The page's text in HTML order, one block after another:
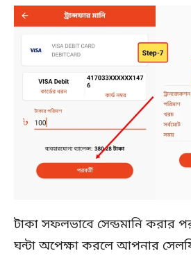
টাকা সফলভাবে সেন্ডমানি করার
ঘন্টা অপেক্ষা করলে আপনার